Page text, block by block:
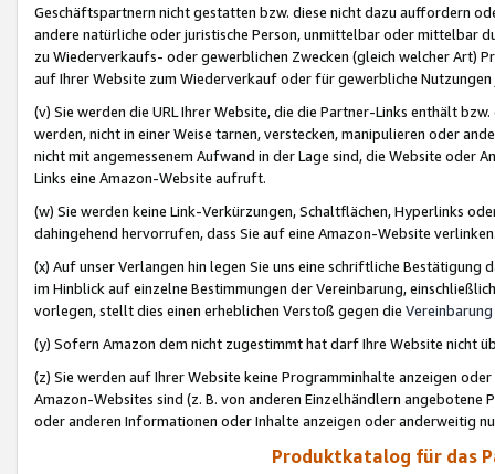
Geschäftspartnern nicht gestatten bzw. diese nicht dazu auffordern
andere natürliche oder juristische Person, unmittelbar oder mittelbar
zu Wiederverkaufs- oder gewerblichen Zwecken (gleich welcher Art)
auf Ihrer Website zum Wiederverkauf oder für gewerbliche
(v) Sie werden die URL Ihrer Website, die die Partner-Links enthält
werden, nicht in einer Weise tarnen, verstecken, manipulieren oder
nicht mit angemessenem Aufwand in der Lage sind, die Website oder
Links eine Amazon-Website aufruft.
(w) Sie werden keine Link-Verkürzungen, Schaltflächen, Hyperlinks
dahingehend hervorrufen, dass Sie auf eine Amazon-Website
(x) Auf unser Verlangen hin legen Sie uns eine schriftliche
im Hinblick auf einzelne Bestimmungen der Vereinbarung,
vorlegen, stellt dies einen erheblichen Verstoß gegen die Vereinbarung
(y) Sofern Amazon dem nicht zugestimmt hat darf Ihre Website nicht
(z) Sie werden auf Ihrer Website keine Programminhalte anzeigen
Amazon-Websites sind (z. B. von anderen Einzelhändlern
oder anderen Informationen oder Inhalte anzeigen oder anderweitig
Produktkatalog für das